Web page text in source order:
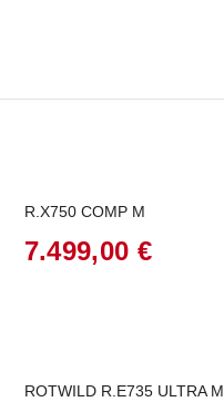
R.X750 COMP M
7.499,00 €
ROTWILD R.E735 ULTRA M